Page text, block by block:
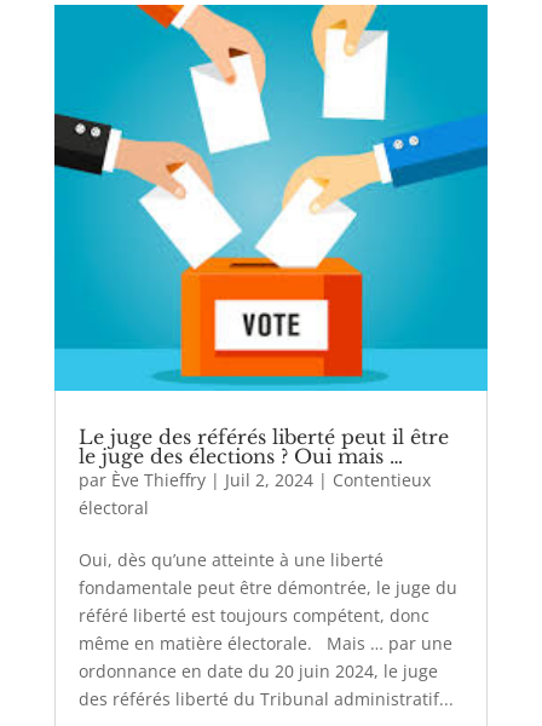
Le juge des référés liberté peut il être
le juge des élections ? Oui mais …
par Ève Thieffry| Juil 2, 2024| Contentieux
électoral
Oui, dès qu’une atteinte à une liberté
fondamentale peut être démontrée, le juge du
référé liberté est toujours compétent, donc
même en matière électorale. Mais … par une
ordonnance en date du 20 juin 2024, le juge
des référés liberté du Tribunal administratif...